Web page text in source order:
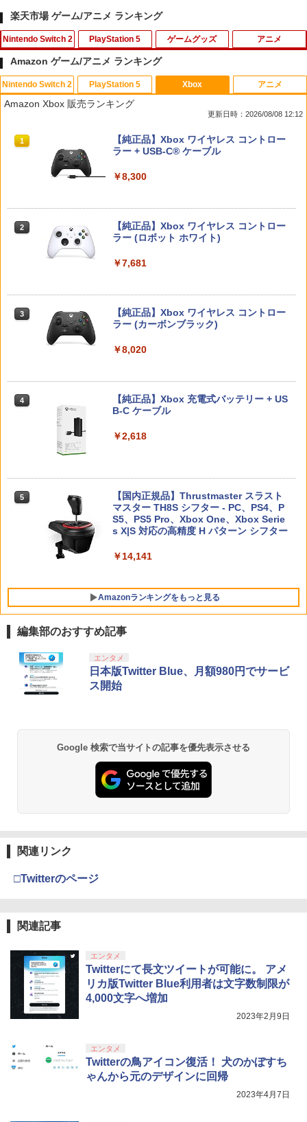
楽天市場 ゲーム/アニメ ランキング
Nintendo Switch 2
1
METAL GEAR SOLID : MASTER COLL
ECTION Vol.2 【Switch2】 RL204-J1
0723)
リーでポイント10倍！】【メール便発
送】【新品】任天堂 Nintendo Switch 2
ス
破】【365日完全保証】Switch2 カバー
ハードケース 分離式 着脱簡単 スイッチ
セパレート 傷防止 指紋防止
￥1,200
特典】プレオーダーパック＋「デジモン
カードゲーム」プレイアブルカード)
￥6,943
PlayStation 5
1
PS5コントローラー用 アナログスティッ
クカバープラス ブラック デュアルセン
ス デュアルショック対応 コロンバスサ
料】 【最強翌日配送】
ード ミラージュソフト:プレイステーシ
ョン5ソフト／アクション・ゲーム
￥1,620
3
【特典】夢灯華 -Noctuary- PS5版
(【初回外付特典】ポストカードセット(3
【中古】 アサシン クリード ヴァルハ
ソニー・インタラクティブエンタテイン
メント 【PS5】Marvel’s Spider-Man 2
通常版 [ECJS-00035 PS5 マーベルス
orner】
ゲームグッズ アニメ
1
バイオハザード:デスアイランド スペシ
ャル・プライス【Blu-ray】 [ 羽住英一郎
￥1,369
￥7,722
勇、猗窩座）】 劇場版「鬼滅の刃」無限
城編 第一章 猗窩座再来
￥7,450
4
ライブ・スペクタクル NARUTO-ナルト
ー ～暁の調べ～ 2019(完全生産限定版)
5
ライブ・スペクタクル「NARUTO-ナル
トー」～うずまきナルト物語～【完全生
産限定版】【Blu-ray】 [ 中尾暢樹 ]
Amazon ゲーム/アニメ ランキング
Nintendo Switch 2
1
スプラトゥーン レイダース|オンライン
コード版
￥5,832
スプラトゥーン レイダース -Switch2
￥6,446
Nintendo Switch 2(日本語・国内専用)
ンラインコード版
ニンテンドープリペイド番号 5000円|オ
ンラインコード版
PlayStation 5
1
PlayStation 5 デジタル・エディション
日本語専用 Console Language: Japan
Beast of Reincarnation -PS5 【特典】
J) PlayStation 5
トローラー ミッドナイト ブラック(CFI-
ZCT2J01)
【純正品】DualSense ワイヤレスコン
トローラー(CFI-ZCT2J)
￥10,737
Xbox
Amazon Xbox 販売ランキング
更新日時：2026/08/08 12:12
1
【純正品】Xbox ワイヤレス コントロー
ラー + USB-C® ケーブル
￥8,300
2
【純正品】Xbox ワイヤレス コントロー
ラー (ロボット ホワイト)
￥7,681
3
【純正品】Xbox ワイヤレス コントロー
ラー (カーボンブラック)
￥8,020
4
【純正品】Xbox 充電式バッテリー + US
B-C ケーブル
￥2,618
5
【国内正規品】Thrustmaster スラスト
マスター TH8S シフター - PC、PS4、P
S5、PS5 Pro、Xbox One、Xbox Serie
s X|S 対応の高精度 H パターン シフター
￥14,141
Amazonランキングをもっと見る
アニメ
1
劇場版「鬼滅の刃」無限城編 第一章 猗
窩座再来 通常版 [Blu-ray]
劇場版「鬼滅の刃」無限城編 第一章 猗
窩座再来 通常版 [DVD]
￥3,523
3
劇場版「鬼滅の刃」無限城編 第一章 猗
【Amazon.co.jp限定】劇場版モノノ怪
編集部のおすすめ記事
エンタメ
日本版Twitter Blue、月額980円でサービ
ス開始
Google 検索で当サイトの記事を優先表示させる
関連リンク
□Twitterのページ
関連記事
エンタメ
Twitterにて長文ツイートが可能に。 アメ
リカ版Twitter Blue利用者は文字数制限が
4,000文字へ増加
2023年2月9日
エンタメ
Twitterの鳥アイコン復活！ 犬のかぼすち
ゃんから元のデザインに回帰
2023年4月7日